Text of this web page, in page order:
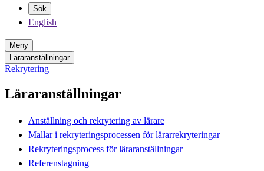
Sök
English
Meny
Läraranställningar
Rekrytering
Läraranställningar
Anställning och rekrytering av lärare
Mallar i rekryteringsprocessen för lärarrekryteringar
Rekryteringsprocess för läraranställningar
Referenstagning